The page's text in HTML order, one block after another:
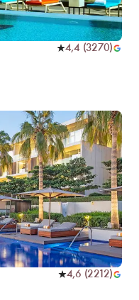
4,4 (3270)
4,6 (2212)